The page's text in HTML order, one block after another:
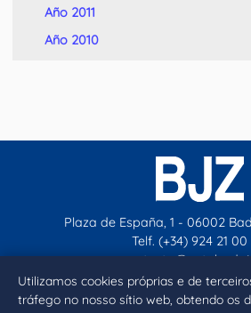
Utilizamos cookies próprias e de
tráfego no nosso sítio web, obtendo os
Año 2011
Año 2010
Plaza de España, 1 - 06002
Telf. (+34) 924 21